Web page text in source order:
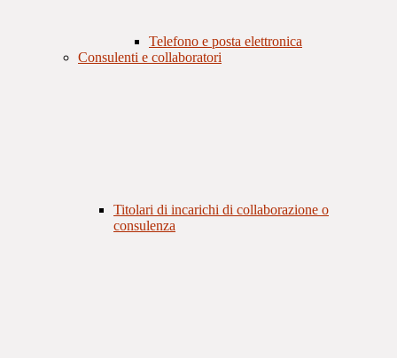
Telefono e posta elettronica
Consulenti e collaboratori
Titolari di incarichi di collaborazione o
consulenza